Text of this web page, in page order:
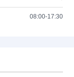
08:00-17:30